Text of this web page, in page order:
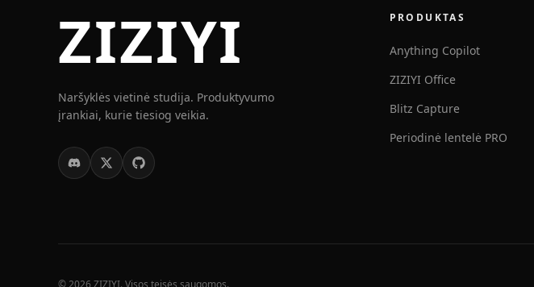
ZIZIYI
Naršyklės vietinė studija. Produktyvumo
įrankiai, kurie tiesiog veikia.
PRODUKTAS
Anything Copilot
ZIZIYI Office
Blitz Capture
Periodinė lentelė PRO
© 2026 ZIZIYI. Visos teisės saugomos.